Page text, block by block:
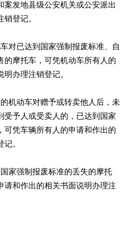
案发地县级公安机关或公安派出
登记。
对已达到国家强制报废标准、自
的摩托车，可凭机动车所有人的
办理注销登记。
机动车对赠予或转卖他人后，未
受予人或受卖人的，已达到国家
可凭车辆所有人的申请和作出的
。
家强制报废标准的丢失的摩托
请和作出的相关书面说明办理注